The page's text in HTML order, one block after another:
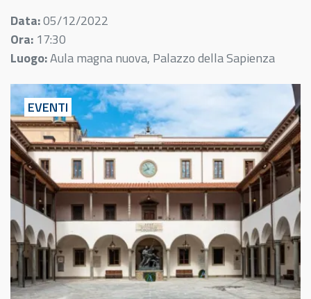
Data:05/12/2022
Ora: 17:30
Luogo:Aula magna nuova, Palazzo della Sapienza
EVENTI